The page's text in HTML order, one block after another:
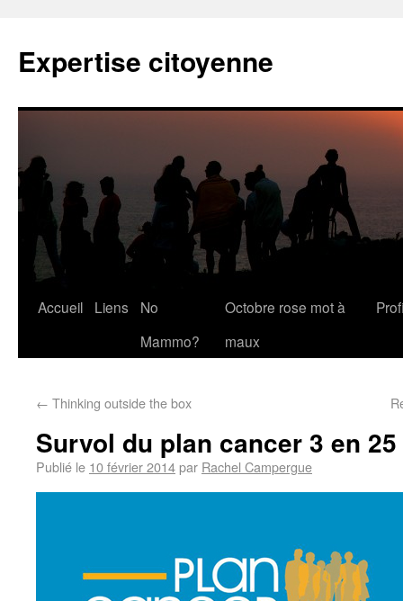
Expertise citoyenne
Accueil Liens
No
Mammo?
Octobre rose mot à
maux
← Thinking outside the box
Survol du plan cancer 3 en
Publié le 10 février 2014par Rachel Campergue